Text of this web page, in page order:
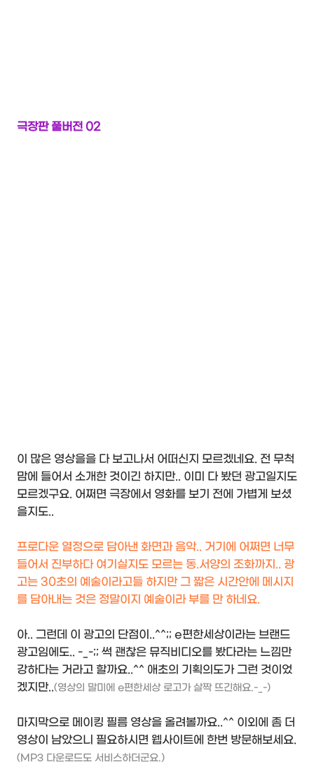
극장판 풀버전 02
이 많은 영상을을 다 보고나서 어떠신지 모르겠네요. 전 무척
맘에 들어서 소개한 것이긴 하지만.. 이미 다 봤던 광고일지도
모르겠구요. 어쩌면 극장에서 영화를 보기 전에 가볍게 보셨
을지도..
프로다운 열정으로 담아낸 화면과 음악.. 거기에 어쩌면 너무
들어서 진부하다 여기실지도 모르는 동.서양의 조화까지.. 광
고는 30초의 예술이라고들 하지만 그 짧은 시간안에 메시지
를 담아내는 것은 정말이지 예술이라 부를 만 하네요.
아.. 그런데 이 광고의 단점이..^^;; e편한세상이라는 브랜드
광고임에도.. -_-;; 썩 괜찮은 뮤직비디오를 봤다라는 느낌만
강하다는 거라고 할까요..^^ 애초의 기획의도가 그런 것이었
겠지만..(영상의 말미에 e편한세상 로고가 살짝 뜨긴해요.-_-)
마지막으로 메이킹 필름 영상을 올려볼까요..^^ 이외에 좀 더
영상이 남았으니 필요하시면 웹사이트에 한번 방문해보세요.
(MP3 다운로드도 서비스하더군요.)